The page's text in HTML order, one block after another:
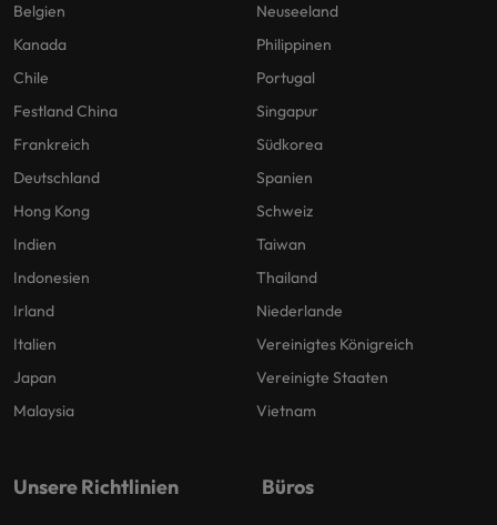
Belgien
Kanada
Chile
Festland China
Frankreich
Deutschland
Hong Kong
Indien
Indonesien
Irland
Italien
Japan
Malaysia
Neuseeland
Philippinen
Portugal
Singapur
Südkorea
Spanien
Schweiz
Taiwan
Thailand
Niederlande
Vereinigtes Königreich
Vereinigte Staaten
Vietnam
Unsere Richtlinien Büros